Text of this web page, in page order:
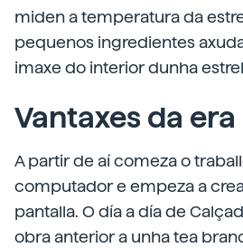
miden a temperatura da
pequenos ingredientes
imaxe do interior dunha
Vantaxes da
A partir de aí comeza o
computador e empeza a
pantalla. O día a día de
obra anterior a unha tea